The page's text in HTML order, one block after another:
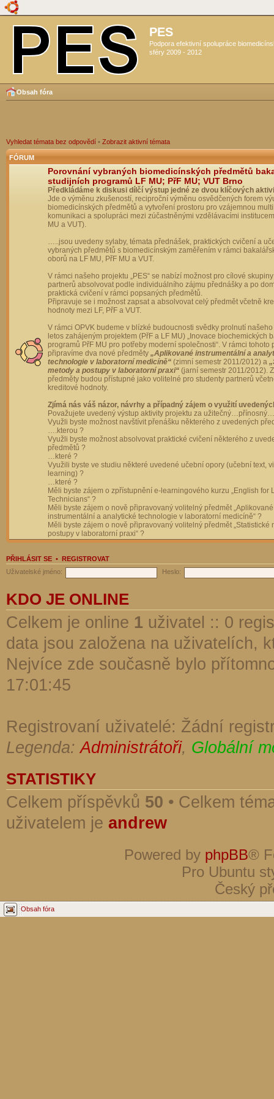
PES
Podpora efektivní spolupráce
sféry 2009 - 2012
Obsah fóra
Vyhledat témata bez odpovědí • Zobrazit aktivní témata
FÓRUM
Porovnání vybraných biomedicínských předmětů
studijních programů LF MU; PřF MU; VUT Brno
Předkládáme k diskusi dílčí výstup jedné ze dvou klíčových
Jde o výměnu zkušeností, reciproční výměnu osvědčených forem
biomedicínských předmětů a vytvoření prostoru pro vzájemnou
komunikaci a spolupráci mezi zúčastněnými vzdělávacími
MU a VUT).
…..jsou uvedeny sylaby, témata přednášek, praktických cvičení a
vybraných předmětů s biomedicínským zaměřením v rámci
oborů na LF MU, PřF MU a VUT.
V rámci našeho projektu „PES“ se nabízí možnost pro cílové
partnerů absolvovat podle individuálního zájmu přednášky a po
praktická cvičení v rámci popsaných předmětů.
Připravuje se i možnost zapsat a absolvovat celý předmět včetně
hodnoty mezi LF, PřF a VUT.
V rámci OPVK budeme v blízké budoucnosti svědky prolnutí
letos zahájeným projektem (PřF a LF MU) „Inovace biochemických
programů PřF MU pro potřeby moderní společnosti“. V rámci tohoto
připravíme dva nové předměty „Aplikované instrumentální a
technologie v laboratorní medicíně“ (zimní semestr 2011/2012) a
metody a postupy v laboratorní praxi“ (jarní semestr 2011/2012).
předměty budou přístupné jako volitelné pro studenty partnerů
kreditové hodnoty.
Zjímá nás váš názor, návrhy a případný zájem o využití
Považujete uvedený výstup aktivity projektu za
Využli byste možnost navštívit přenášku některého z uvedených
….kterou ?
Využli byste možnost absolvovat praktické cvičení některého z
předmětů ?
…které ?
Využili byste ve studiu některé uvedené učební opory (učební text,
learning) ?
…které ?
Měli byste zájem o zpřístupnění e-learningového kurzu „English for
Technicians“ ?
Měli byste zájem o nově připravovaný volitelný předmět „Aplikované
instrumentální a analytické technologie v laboratorní medicíně“ ?
Měli byste zájem o nově připravovaný volitelný předmět „Statistické
postupy v laboratorní praxi“ ?
PŘIHLÁSIT SE • REGISTROVAT
Uživatelské jméno:
Heslo:
KDO JE ONLINE
Celkem je online 1 uživatel :: 0
data jsou založena na uživatelích,
Nejvíce zde současně bylo
17:01:45
Registrovaní uživatelé: Žádní
Legenda:Administrátoři, Globální
STATISTIKY
Celkem příspěvků 50 • Celkem
uživatelem je andrew
Powered by phpBB®
Pro Ubuntu
Český
Obsah fóra